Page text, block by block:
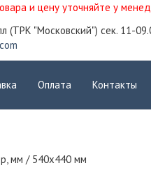
и цену уточняйте у
(ТРК "Московский") сек. 11-
Оплата Контакты
мм / 540х440 мм